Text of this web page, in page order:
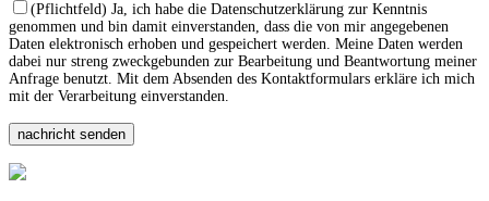
(Pflichtfeld) Ja, ich habe die Datenschutzerklärung zur Kenntnis
genommen und bin damit einverstanden, dass die von mir angegebenen
Daten elektronisch erhoben und gespeichert werden. Meine Daten werden
dabei nur streng zweckgebunden zur Bearbeitung und Beantwortung meiner
Anfrage benutzt. Mit dem Absenden des Kontaktformulars erkläre ich mich
mit der Verarbeitung einverstanden.